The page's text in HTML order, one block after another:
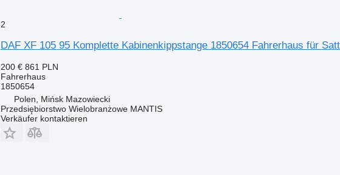
2
DAF XF 105 95 Komplette Kabinenkippstange 1850654 Fahrerhaus für
200 € 861 PLN
Fahrerhaus
1850654
Polen, Mińsk Mazowiecki
Przedsiębiorstwo Wielobranżowe MANTIS
Verkäufer kontaktieren